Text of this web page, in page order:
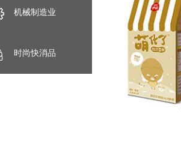
机械制造业
时尚快消品